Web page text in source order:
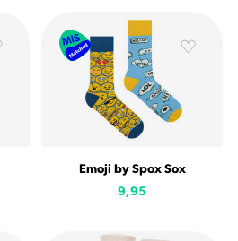
Emoji by Spox Sox
9,95